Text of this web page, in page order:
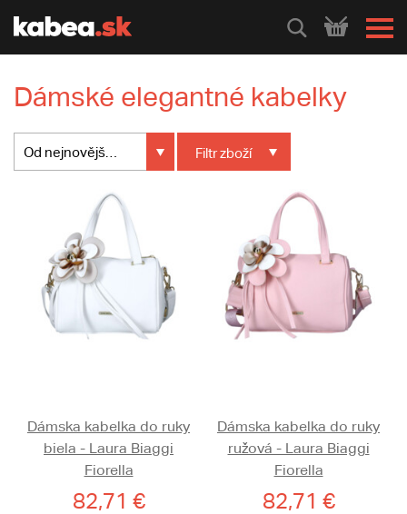
HLEDEJ
Dámské elegantné kabelky
Filtrzboží
Dámska kabelka do ruky
biela - Laura Biaggi
Fiorella
82,71 €
Dámska kabelka do ruky
ružová - Laura Biaggi
Fiorella
82,71 €